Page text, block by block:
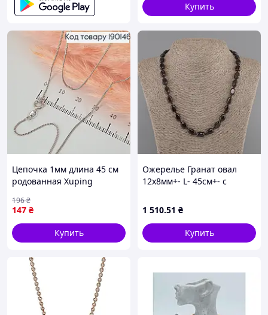
Купить
Цепочка 1мм длина 45 см
родованная Xuping
147 ₴
196₴
Купить
Ожерелье Гранат овал
12х8мм+- L- 45см+- с
1 510.51 ₴
Купить